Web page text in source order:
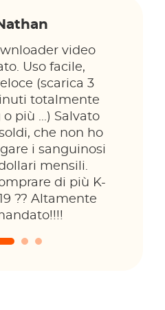
video
Uso facile,
(scarica 3
totalmente
più ...) Salvato
che non ho
i sanguinosi
mensili.
di più K-
?? Altamente